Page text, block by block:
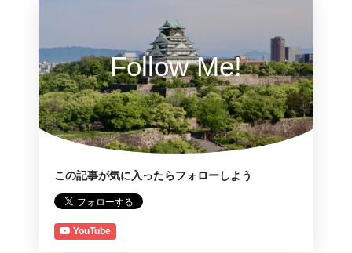
Follow Me!
この記事が気に入ったらフォローしよう
YouTube